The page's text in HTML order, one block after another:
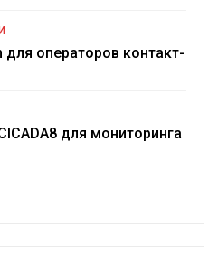
операторов контакт-
для мониторинга